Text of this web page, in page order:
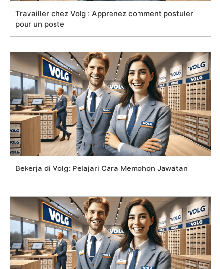
Travailler chez Volg : Apprenez comment postuler
pour un poste
Bekerja di Volg: Pelajari Cara Memohon Jawatan